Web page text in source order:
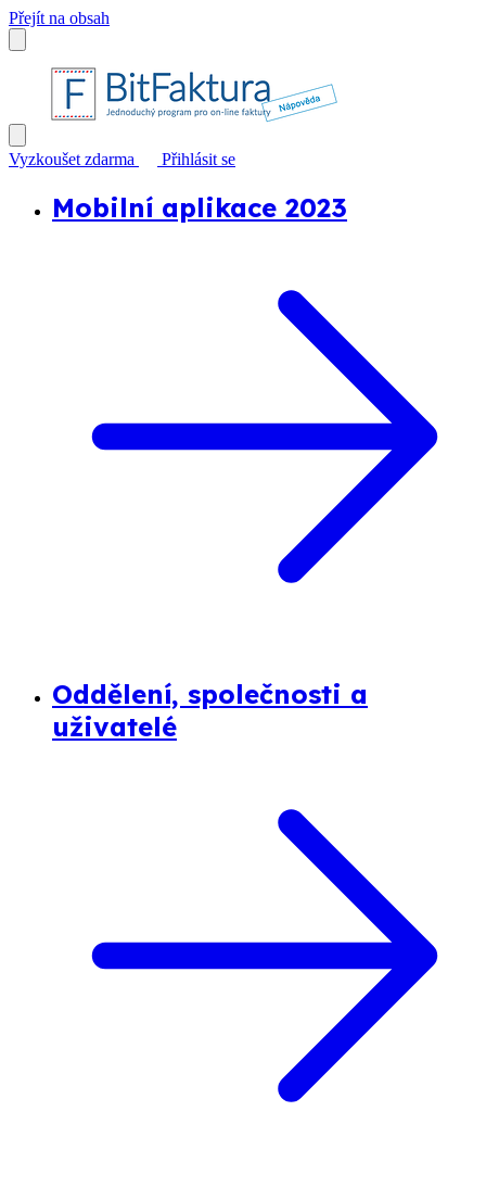
Přejít na obsah
Vyzkoušet zdarma Přihlásit se
Mobilní aplikace 2023
Oddělení, společnosti a
uživatelé